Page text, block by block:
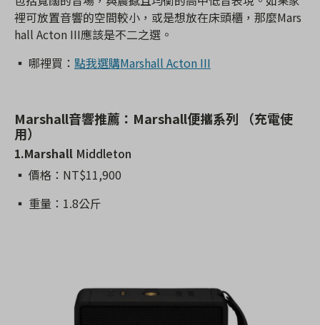
裡可放置音響的空間較小，或是想放在床頭櫃，那麼Mars
hall Acton III應該是不二之選。
▪️ 哪裡買： 點我選購Marshall Acton III
Marshall音響推薦：Marshall便攜系列 （充電使
用）
1.Marshall Middleton
▪️ 價格：NT$11,900
▪️ 重量：1.8公斤